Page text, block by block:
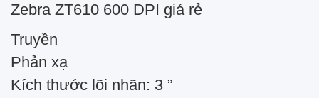
Zebra ZT610 600 DPI giá rẻ
Truyền
Phản xạ
Kích thước lõi nhãn: 3 ”